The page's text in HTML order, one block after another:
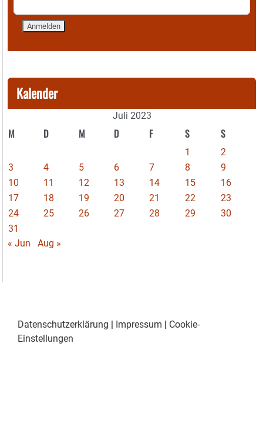
Kalender
Juli 2023
M D M D F S S
1
2
3
4 5 6 7 8
9
10
11 12 13 14 15
16
17
18 19 20 21 22
23
24
25 26 27 28 29
30
31
« Jun
Aug »
Datenschutzerklärung Impressum
Cookie-
Einstellungen